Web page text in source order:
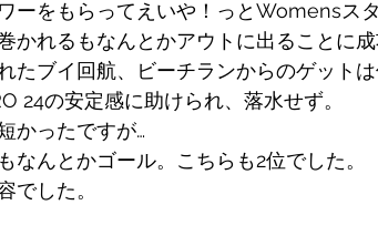
ーをもらってえいや！っとWomensス
かれるもなんとかアウトに出ることに
たブイ回航、ビーチランからのゲット
24の安定感に助けられ、落水せず。
かったですが…
んとかゴール。こちらも2位でした。
でした。